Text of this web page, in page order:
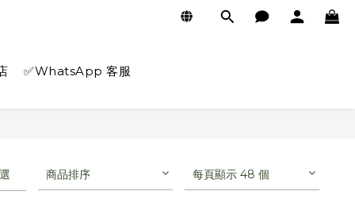
✅WhatsApp 客服
商品排序 每頁顯示 48 個